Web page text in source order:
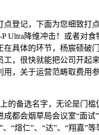
登记，下面为您细致打点
Ultra降维冲击！或者对食
在具体的环节，杨宸硕破
工，很快就能把公司开起
用，关于运营范畴取费用
备选名字，无论是门槛
成都会烟草局会议室“面试
“煊仁”、“达”、“翔嘉”